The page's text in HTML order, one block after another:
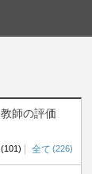
教師の評価
(101) | 全て (226)